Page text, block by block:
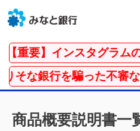
重要】インスタグラムの
銀行を騙った不審な電
商品概要説明書一